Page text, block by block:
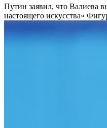
Путин заявил, что Валиева
настоящего искусства»